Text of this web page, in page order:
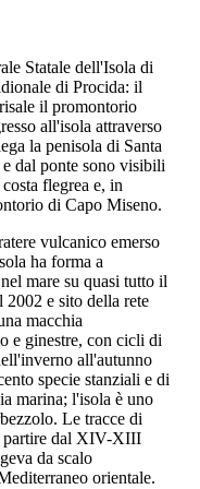
Statale dell'Isola di
di Procida: il
il promontorio
all'isola attraverso
la penisola di Santa
dal ponte sono visibili
flegrea e, in
di Capo Miseno.
vulcanico emerso
ha forma a
mare su quasi tutto il
2002 e sito della rete
macchia
e ginestre, con cicli di
all'autunno
specie stanziali e di
marina; l'isola è uno
Le tracce di
partire dal XIV-XIII
da scalo
orientale.